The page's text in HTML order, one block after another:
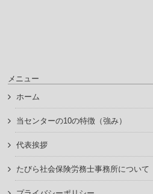
メニュー
ホーム
当センターの10の特徴（強み）
代表挨拶
たびら社会保険労務士事務所について